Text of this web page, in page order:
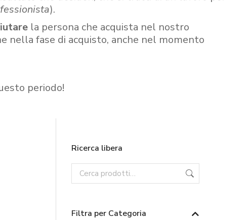
).
la persona che acquista nel nostro
nella fase di acquisto, anche nel momento
periodo!
Ricerca libera
Filtra per Categoria